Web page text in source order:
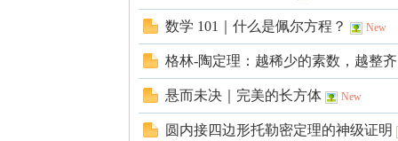
数学 101｜什么是佩尔方程？ New
格林-陶定理：越稀少的素数，越整
悬而未决｜完美的长方体 New
圆内接四边形托勒密定理的神级证明